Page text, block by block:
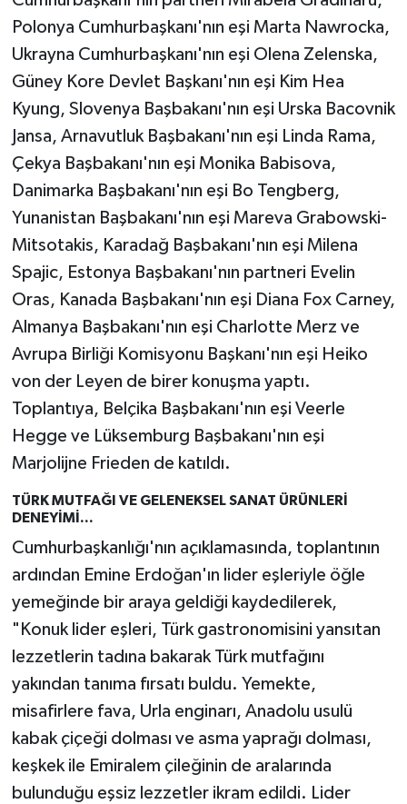
Polonya Cumhurbaşkanı'nın eşi Marta Nawrocka,
Ukrayna Cumhurbaşkanı'nın eşi Olena Zelenska,
Güney Kore Devlet Başkanı'nın eşi Kim Hea
Kyung, Slovenya Başbakanı'nın eşi Urska Bacovnik
Jansa, Arnavutluk Başbakanı'nın eşi Linda Rama,
Çekya Başbakanı'nın eşi Monika Babisova,
Danimarka Başbakanı'nın eşi Bo Tengberg,
Yunanistan Başbakanı'nın eşi Mareva Grabowski-
Mitsotakis, Karadağ Başbakanı'nın eşi Milena
Spajic, Estonya Başbakanı'nın partneri Evelin
Oras, Kanada Başbakanı'nın eşi Diana Fox Carney,
Almanya Başbakanı'nın eşi Charlotte Merz ve
Avrupa Birliği Komisyonu Başkanı'nın eşi Heiko
von der Leyen de birer konuşma yaptı.
Toplantıya, Belçika Başbakanı'nın eşi Veerle
Hegge ve Lüksemburg Başbakanı'nın eşi
Marjolijne Frieden de katıldı.
TÜRK MUTFAĞI VE GELENEKSEL SANAT ÜRÜNLERİ
DENEYİMİ...
Cumhurbaşkanlığı'nın açıklamasında, toplantının
ardından Emine Erdoğan'ın lider eşleriyle öğle
yemeğinde bir araya geldiği kaydedilerek,
"Konuk lider eşleri, Türk gastronomisini yansıtan
lezzetlerin tadına bakarak Türk mutfağını
yakından tanıma fırsatı buldu. Yemekte,
misafirlere fava, Urla enginarı, Anadolu usulü
kabak çiçeği dolması ve asma yaprağı dolması,
keşkek ile Emiralem çileğinin de aralarında
bulunduğu eşsiz lezzetler ikram edildi. Lider